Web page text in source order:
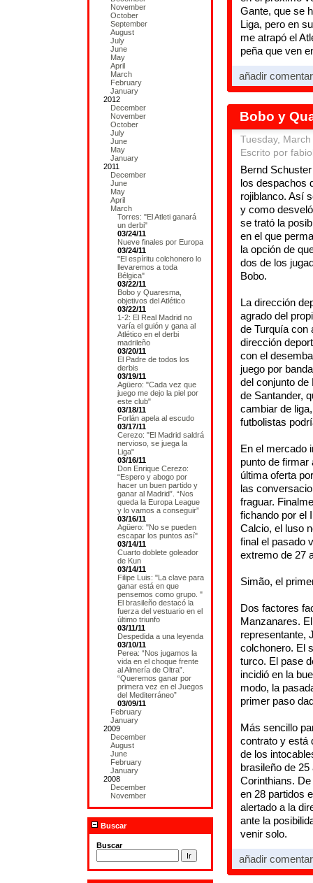
November
October
September
August
July
June
May
April
March
February
January
2012
December
November
October
July
June
May
January
2011
December
June
May
April
March
Torres: "El Atleti ganará
un derbi"
03/24/11
Nueve finales por Europa
03/24/11
"El espíritu colchonero lo
llevaremos a toda
Bélgica"
03/22/11
Bobo y Quaresma,
objetivos del Atlético
03/22/11
1-2: El Real Madrid no
varía el guión y gana al
Atlético en el derbi
madrileño
03/20/11
El Padre de todos los
derbis
03/19/11
Agüero: "Cada vez que
juego me dejo la piel por
este club"
03/18/11
Forlán apela al escudo
03/17/11
Cerezo: "El Madrid saldrá
nervioso, se juega la
Liga"
03/16/11
Don Enrique Cerezo:
“Espero y abogo por
hacer un buen partido y
ganar al Madrid”. “Nos
queda la Europa League
y lo vamos a conseguir”
03/16/11
Agüero: "No se pueden
escapar los puntos así"
03/14/11
Cuarto doblete goleador
de Kun
03/14/11
Filipe Luis: "La clave para
ganar está en que
pensemos como grupo. "
El brasileño destacó la
fuerza del vestuario en el
último triunfo
03/11/11
Despedida a una leyenda
03/10/11
Perea: “Nos jugamos la
vida en el choque frente
al Almería de Oltra”.
“Queremos ganar por
primera vez en el Juegos
del Mediterráneo”
03/09/11
February
January
2009
December
August
June
February
January
2008
December
November
Buscar
Buscar
Gante, que se
Liga, pero en
me atrapó el
peña que ven
añadir
Bobo y
Tuesday,
Escrito por
Bernd
los despachos
rojiblanco. Así
y como
se trató la
en el que
la opción de
dos de los
Bobo.
La dirección
agrado del
de Turquía con
dirección
con el
juego por
del conjunto de
de Santander,
cambiar de
futbolistas
En el mercado
punto de
última oferta
las
fraguar.
fichando por el
Calcio, el luso
final el pasado
extremo de 27
Simão, el
Dos factores
Manzanares.
representante,
colchonero. El
turco. El pase
incidió en la
modo, la
primer paso
Más sencillo
contrato y está
de los
brasileño de
Corinthians.
en 28 partidos
alertado a la
ante la
venir solo.
añadir